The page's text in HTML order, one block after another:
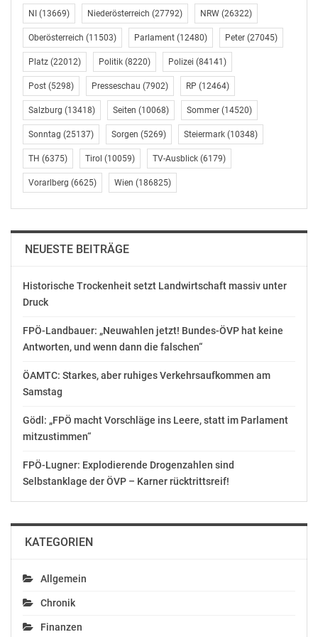
Die Freiwilligen Feuerwehren würden höchste
Anerkennung in ihren Gemeinden, Bezirken, Regionen,
in ganz Niederösterreich und weit über die Grenzen
unserer Republik hinaus genießen, sagte LH-
Stellvertreter Pernkopf. Kaum eine andere Organisation
besitze in der Bevölkerung so viel an Sympathie und
Anerkennung wie die Freiwillige Feuerwehr, meinte er.
Landesfeuerwehrkommandant-Stellvertreter Martin
Boyer sagte, in der Corona Zeit hätten die Feuerwehren
Kommunen ihre vielfältigen Aufgaben meistern.
Feuerwehren Ameisthal, Dorf-Seitenstetten, Eitzersthal,
Enzenreith, Geitzendorf, Getzersdorf, Grub, Grübern,
Hetzmannsdorf, Klein-Neusiedl, Lauterbach,
Loipersbach, Oberndorf-Raabs und Ternitz-
Putzmannsdorf.
Eine Urkunde für das 125-jährige Gründungsjubiläum
Hirschwang sowie die Freiwilligen Feuerwehren
Andlersdorf, Asperhofen, Bad Schönau, Baumgarten an
der March, Breitstetten, Bromberg, Dornbach,
Enzersdorf, Ernsdorf, Gleissenfeld, Greinsfurth,
Unterdürnbach, Waltersdorf, Wolfsbach und Zeillern.
Betriebsfeuerwehren (BTF) Mondi Neusiedler
Bad Pirawarth, Bad Traunstein,
NI (13669) Niederösterreich (27792) NRW (26322)
Oberösterreich (11503) Parlament (12480) Peter (27045)
Platz (22012) Politik (8220) Polizei (84141)
Post (5298) Presseschau (7902) RP (12464)
Salzburg (13418) Seiten (10068) Sommer (14520)
Sonntag (25137) Sorgen (5269) Steiermark (10348)
TH (6375) Tirol (10059) TV-Ausblick (6179)
Vorarlberg (6625) Wien (186825)
NEUESTE BEITRÄGE
Historische Trockenheit setzt Landwirtschaft massiv unter
Druck
FPÖ-Landbauer: „Neuwahlen jetzt! Bundes-ÖVP hat keine
Antworten, und wenn dann die falschen“
ÖAMTC: Starkes, aber ruhiges Verkehrsaufkommen am
Samstag
Gödl: „FPÖ macht Vorschläge ins Leere, statt im Parlament
mitzustimmen“
FPÖ-Lugner: Explodierende Drogenzahlen sind
Selbstanklage der ÖVP – Karner rücktrittsreif!
KATEGORIEN
Allgemein
Chronik
Finanzen